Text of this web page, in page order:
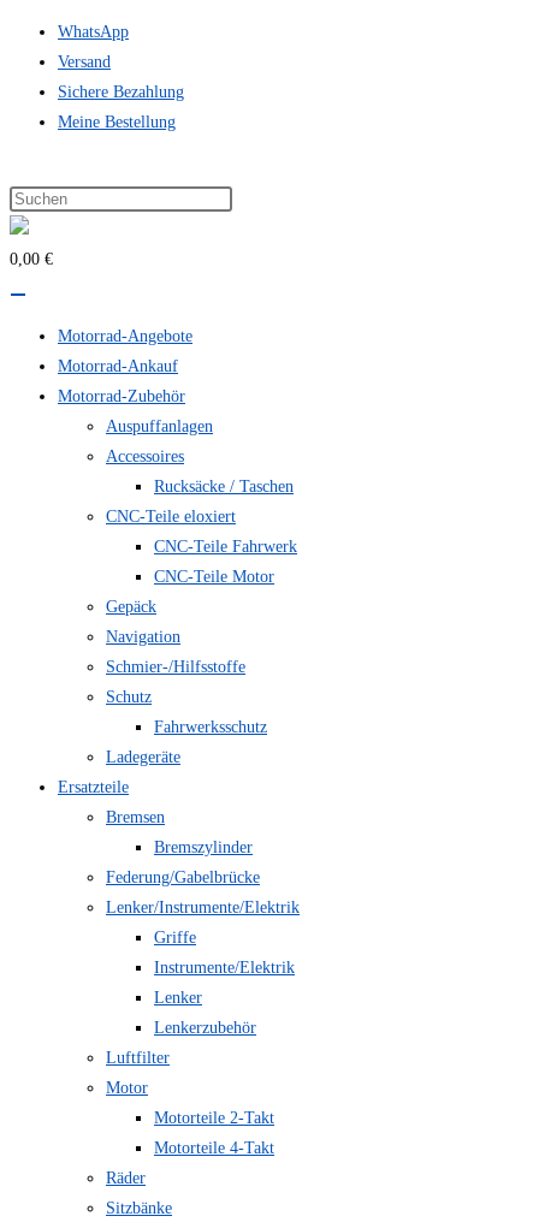
Zum
Inhalt
springen
WhatsApp
Versand
Sichere Bezahlung
Meine Bestellung
0,00 €
Motorrad-Angebote
Motorrad-Ankauf
Motorrad-Zubehör
Auspuffanlagen
Accessoires
Rucksäcke / Taschen
CNC-Teile eloxiert
CNC-Teile Fahrwerk
CNC-Teile Motor
Gepäck
Navigation
Schmier-/Hilfsstoffe
Schutz
Fahrwerksschutz
Ladegeräte
Ersatzteile
Bremsen
Bremszylinder
Federung/Gabelbrücke
Lenker/Instrumente/Elektrik
Griffe
Instrumente/Elektrik
Lenker
Lenkerzubehör
Luftfilter
Motor
Motorteile 2-Takt
Motorteile 4-Takt
Räder
Sitzbänke